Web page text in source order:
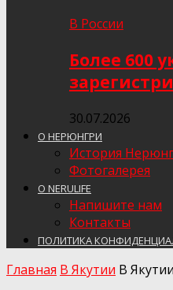
В России
Более 600
30.07.2026
О НЕРЮНГРИ
История
Фотогалерея
О NERULIFE
Напишите нам
Контакты
ПОЛИТИКА
Главная В Якутии В